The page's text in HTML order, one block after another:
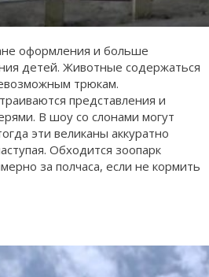
оформления и больше
детей. Животные содержаться
трюкам.
представления и
В шоу со слонами могут
эти великаны аккуратно
Обходится зоопарк
за полчаса, если не кормить